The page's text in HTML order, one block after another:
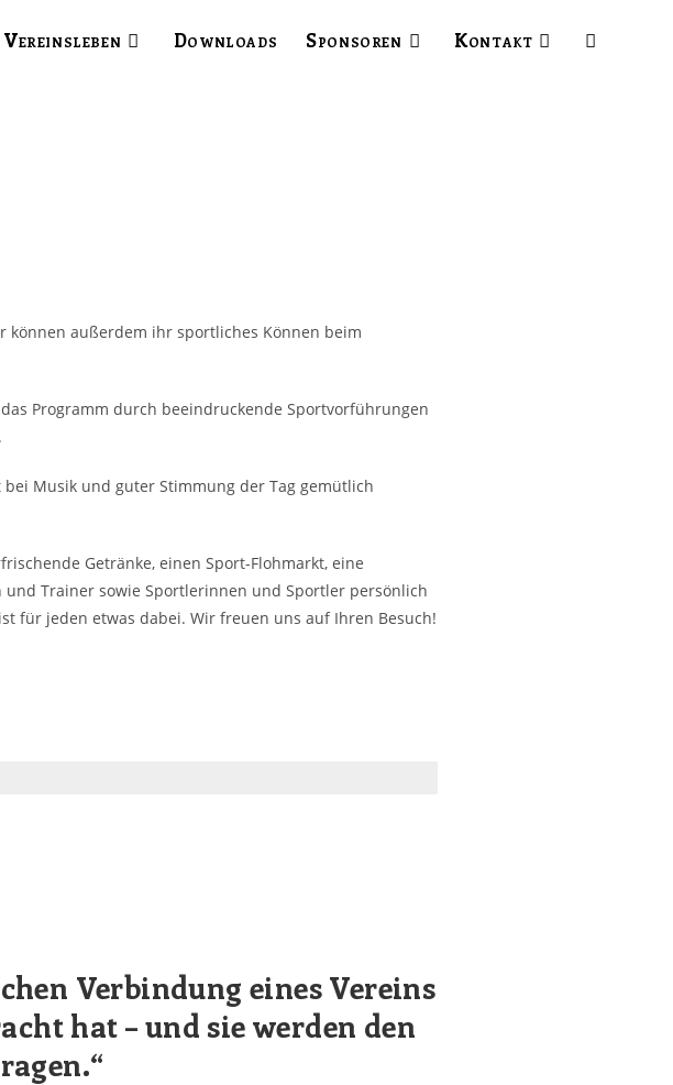
Vereinsleben Downloads Sponsoren Kontakt
können außerdem ihr sportliches Können beim
Programm durch beeindruckende Sportvorführungen
Musik und guter Stimmung der Tag gemütlich
Getränke, einen Sport-Flohmarkt, eine
Trainer sowie Sportlerinnen und Sportler persönlich
für jeden etwas dabei. Wir freuen uns auf Ihren Besuch!
Verbindung eines Vereins
hat – und sie werden den